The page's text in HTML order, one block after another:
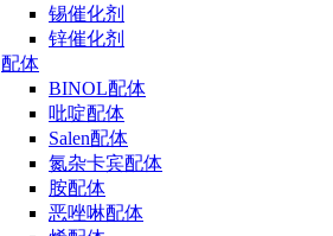
锡催化剂
锌催化剂
配体
BINOL配体
吡啶配体
Salen配体
氮杂卡宾配体
胺配体
恶唑啉配体